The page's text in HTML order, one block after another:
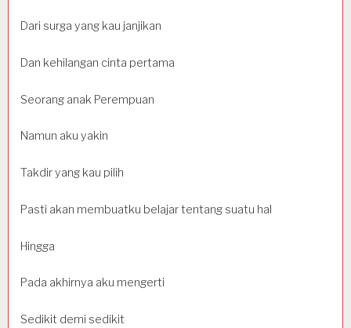
Dari surga yang kau janjikan
Dan kehilangan cinta pertama
Seorang anak Perempuan
Namun aku yakin
Takdir yang kau pilih
Pasti akan membuatku belajar tentang suatu hal
Hingga
Pada akhirnya aku mengerti
Sedikit demi sedikit